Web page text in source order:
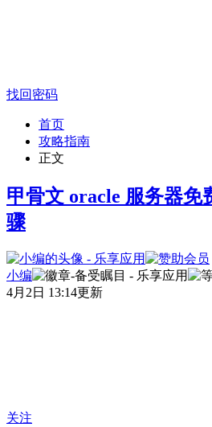
找回密码
首页
攻略指南
正文
甲骨文 oracle 服务器免
骤
小编
4月2日 13:14更新
关注